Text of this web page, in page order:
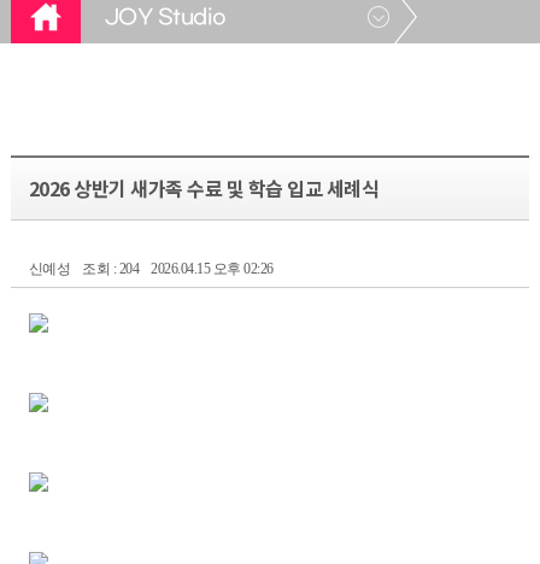
JOY Studio
2026 상반기 새가족 수료 및 학습 입교 세례식
신예성 조회 : 204 2026.04.15 오후 02:26